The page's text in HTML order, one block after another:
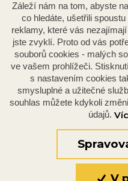
Náměstí
© 2026 Oficiální stránky
Záleží nám na tom, abyste
co hledáte, ušetřili
reklamy, které vás
jste zvyklí. Proto od vás
souborů cookies - malých
ve vašem prohlížeči.
s nastavením cookies
smysluplné a užitečné
souhlas můžete kdykoli
údajů.
V